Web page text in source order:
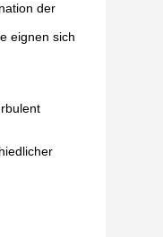
der
eignen sich